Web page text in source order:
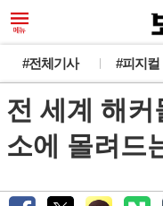
#전체기사 #피지컬
전 세계 해커
소에 몰려드